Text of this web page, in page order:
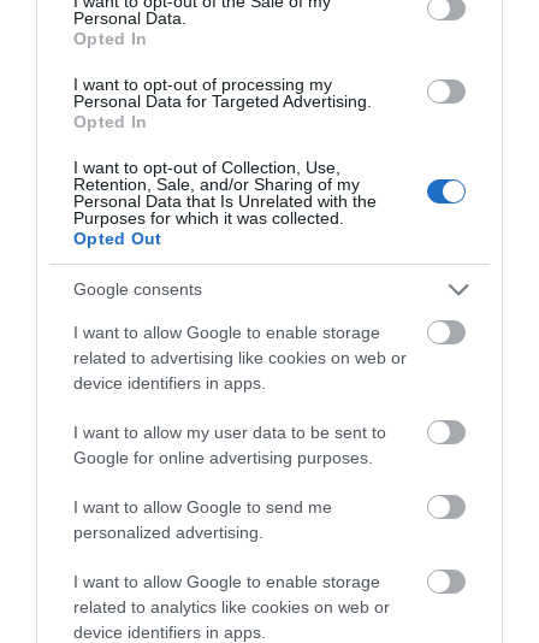
Personal Data.
Opted In
I want to opt-out of processing my
Personal Data for Targeted Advertising.
Opted In
I want to opt-out of Collection, Use,
Retention, Sale, and/or Sharing of my
Personal Data that Is Unrelated with the
Purposes for which it was collected.
Opted Out
Google consents
I want to allow Google to enable storage
related to advertising like cookies on web or
device identifiers in apps.
I want to allow my user data to be sent to
Google for online advertising purposes.
I want to allow Google to send me
personalized advertising.
I want to allow Google to enable storage
related to analytics like cookies on web or
device identifiers in apps.
Νέα τραγωδία σε παραλία της
09.08.2026 | 15:40
Market Pass: Νέος κύκλος από το
φθινόπωρο του 2026 – Πότε
αναμένονται οι πληρωμές
09.08.2026 | 15:20
Εύβοια: Έργα οδοποιίας 2,4 εκατ.
Τουρισμός για Όλους 2026-2027:
Ποιοι κάνουν αίτηση σήμερα –
Έως 600 ευρώ η επιδότηση
Έκτακτα μέτρα και απαγορεύσεις
σήμερα στην Εύβοια – Μεγάλη
προσοχή!
09.08.2026 | 14:20
Τέλος στις
καθυστερήσεις για τις
πινακίδες κυκλοφορίας
– Τι αλλάζει με το νέο
ψηφιακό σύστημα
Σκύλος ή γάτα; Δείτε
πόσα χρήματα θα
χρόνο
Πανσέληνος Αυγούστου
2026: Η μερική έκλειψη
φαινόμενα στον
ουρανό
Εορτολόγιο: Ποιοι